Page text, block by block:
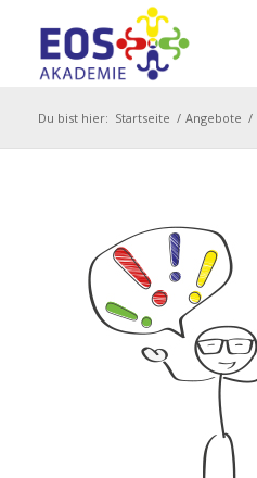
Du bist hier: Startseite / Angebote /